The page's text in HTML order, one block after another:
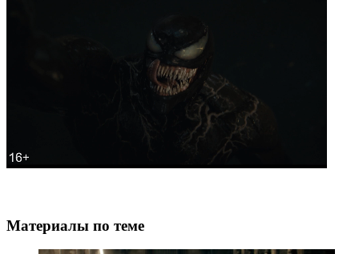
Материалы по теме